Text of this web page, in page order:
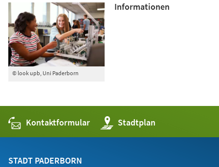
© look upb, Uni Paderborn
Informationen
Kontaktformular Stadtplan
(Öffnet
in
einem
STADT PADERBORN